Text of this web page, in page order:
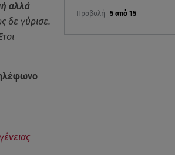
Προβολή 5 από 15
αλλά
δε γύρισε.